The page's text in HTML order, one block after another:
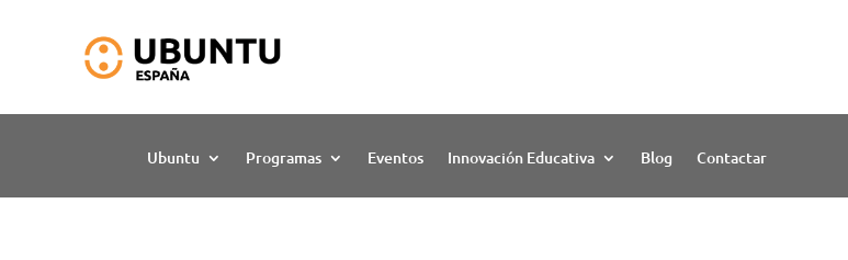
Ubuntu Programas Eventos Innovación Educativa Blog Contactar